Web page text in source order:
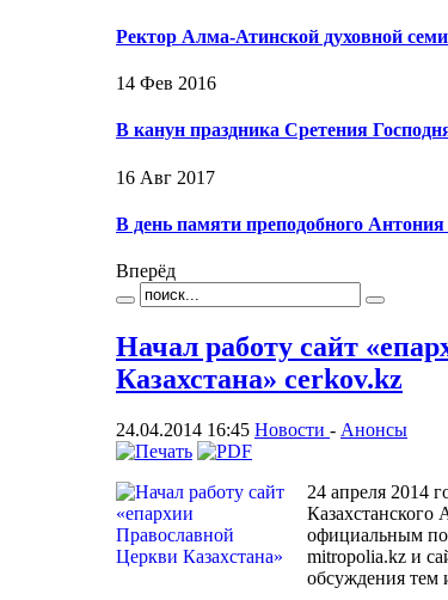
Ректор Алма-Атинской духовной
14 Фев 2016
В канун праздника Сретения
16 Авг 2017
В день памяти преподобного
Вперёд
Начал работу сайт
Казахстана» cerkov.kz
24.04.2014 16:45 Новости - Анонсы
24 апреля 2014
Казахстанского
официальным
mitropolia.kz и
обсуждения тем